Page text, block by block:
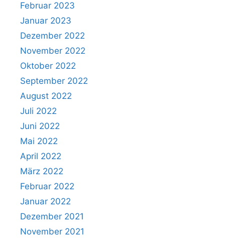
Februar 2023
Januar 2023
Dezember 2022
November 2022
Oktober 2022
September 2022
August 2022
Juli 2022
Juni 2022
Mai 2022
April 2022
März 2022
Februar 2022
Januar 2022
Dezember 2021
November 2021